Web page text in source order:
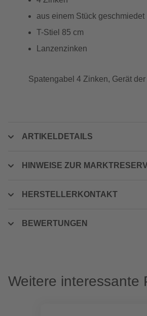
aus einem Stück geschmiedet
T-Stiel 85 cm
Lanzenzinken
Spatengabel 4 Zinken, Gerät
ARTIKELDETAILS
HINWEISE ZUR
HERSTELLERKONTAKT
BEWERTUNGEN
Weitere interessante